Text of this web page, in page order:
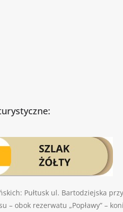
Pułtusk ul. Bartodziejska
– obok rezerwatu „Popławy” –